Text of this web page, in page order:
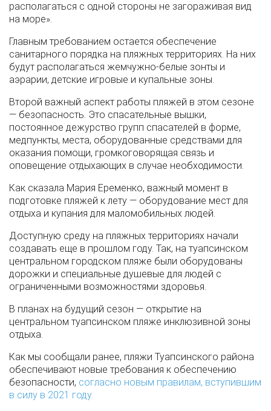
располагаться с одной стороны не загораживая вид
на море».
Главным требованием остается обеспечение
санитарного порядка на пляжных территориях. На них
будут располагаться жемчужно-белые зонты и
аэрарии, детские игровые и купальные зоны.
Второй важный аспект работы пляжей в этом сезоне
— безопасность. Это спасательные вышки,
постоянное дежурство групп спасателей в форме,
медпункты, места, оборудованные средствами для
оказания помощи, громкоговорящая связь и
оповещение отдыхающих в случае необходимости.
Как сказала Мария Еременко, важный момент в
подготовке пляжей к лету — оборудование мест для
отдыха и купания для маломобильных людей.
Доступную среду на пляжных территориях начали
создавать еще в прошлом году. Так, на туапсинском
центральном городском пляже были оборудованы
дорожки и специальные душевые для людей с
ограниченными возможностями здоровья.
В планах на будущий сезон — открытие на
центральном туапсинском пляже инклюзивной зоны
отдыха.
Как мы сообщали ранее, пляжи Туапсинского района
обеспечивают новые требования к обеспечению
безопасности, согласно новым правилам, вступившим
в силу в 2021 году.